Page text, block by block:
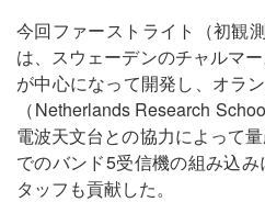
今回ファーストライト（初観
は、スウェーデンのチャルマ
が中心になって開発し、オラ
（Netherlands Research
電波天文台との協力によって
でのバンド5受信機の組み込
タッフも貢献した。